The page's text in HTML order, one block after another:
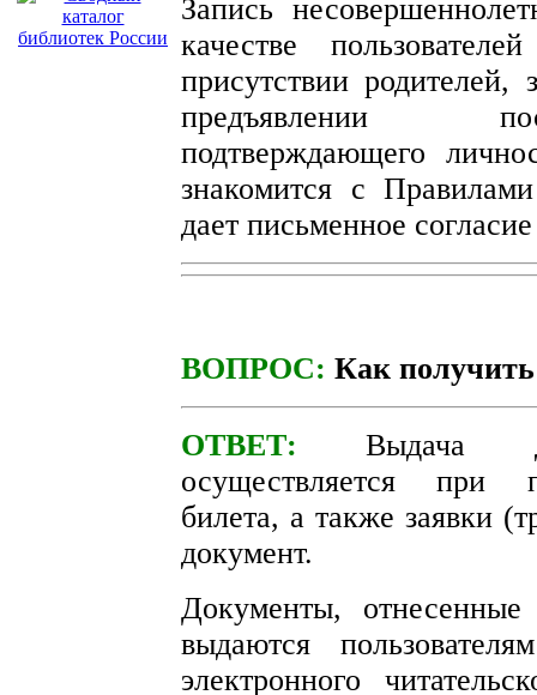
Запись
качестве
присутствии родителей,
предъявлении
подтверждающего
знакомится с
дает письменное
ВОПРОС: Как
ОТВЕТ:Выдача
осуществляется при
билета, а также заявки
документ.
Документы,
выдаются
электронного